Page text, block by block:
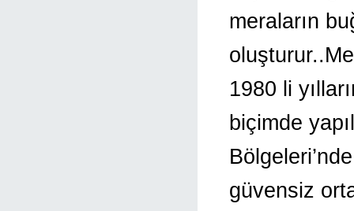
meraların
1980 li
biçimde
güvensiz